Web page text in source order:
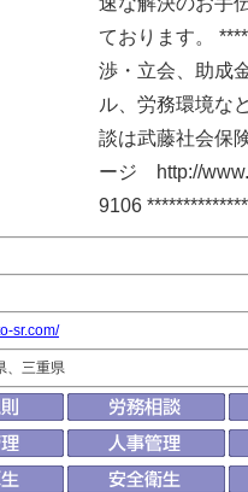
ております。
渉・立会、助成
ル、労務環境な
談は武藤社会保
ージ http://
9106
sr.com/
、三重県